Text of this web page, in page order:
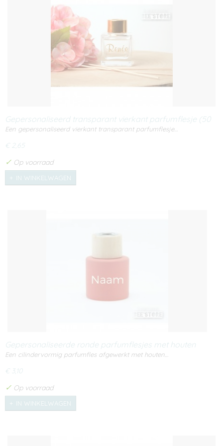
Gepersonaliseerd transparant vierkant parfumflesje (50
ml)
Een gepersonaliseerd vierkant transparant parfumflesje…
€ 2,65
✓ Op voorraad
IN WINKELWAGEN
Gepersonaliseerde ronde parfumflesjes met houten
schroefdop (50ml)
Een cilindervormig parfumfles afgewerkt met houten…
€ 3,10
✓ Op voorraad
IN WINKELWAGEN